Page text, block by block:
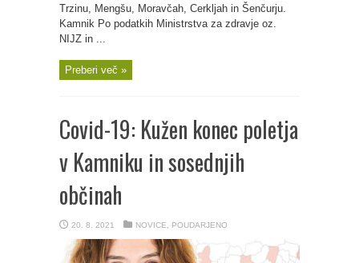
Trzinu, Mengšu, Moravčah, Cerkljah in Šenčurju.
Kamnik Po podatkih Ministrstva za zdravje oz.
NIJZ in ...
Preberi več »
Covid-19: Kužen konec poletja
v Kamniku in sosednjih
občinah
20. 8. 2021 NOVICE POUDARJENO